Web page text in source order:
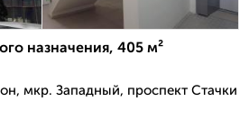
назначения, 405 м²
мкр. Западный, проспект Стачки